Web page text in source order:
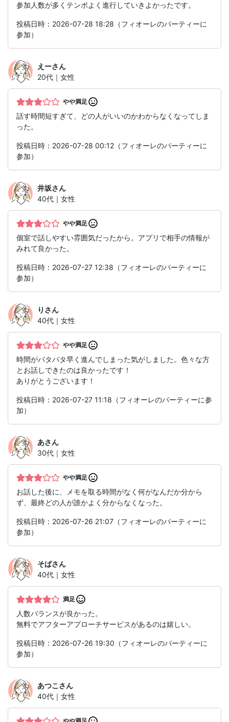
参加人数が多くテンポよく進行していきよかったです。
投稿日時：2026-07-28 18:28（フィオーレのパーティーに
参加）
えーさん
20代｜女性
やや満足
話す時間短すぎて、どの人がいいのかわからなくなってしま
った。
投稿日時：2026-07-28 00:12（フィオーレのパーティーに
参加）
井坂さん
40代｜女性
やや満足
個室で話しやすい雰囲気だったから。アプリで相手の情報が
みれて良かった。
投稿日時：2026-07-27 12:38（フィオーレのパーティーに
参加）
り さん
40代｜女性
やや満足
時間がバタバタ早く進んでしまった気がしました。色々な方
とお話しできたのは良かったです！
ありがとうございます！
投稿日時：2026-07-27 11:18（フィオーレのパーティーに参
加）
あさん
30代｜女性
やや満足
お話した後に、メモを取る時間がなく何がなんだか分から
ず、最終どの人が誰かよく分からなくなった。
投稿日時：2026-07-26 21:07（フィオーレのパーティーに
参加）
そばさん
40代｜女性
満足
人数バランスが良かった。
無料でアフターアプローチサービスがあるのは嬉しい。
投稿日時：2026-07-26 19:30（フィオーレのパーティーに
参加）
あつこ さん
40代｜女性